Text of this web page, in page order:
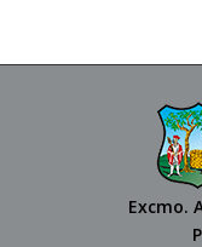
Excmo.